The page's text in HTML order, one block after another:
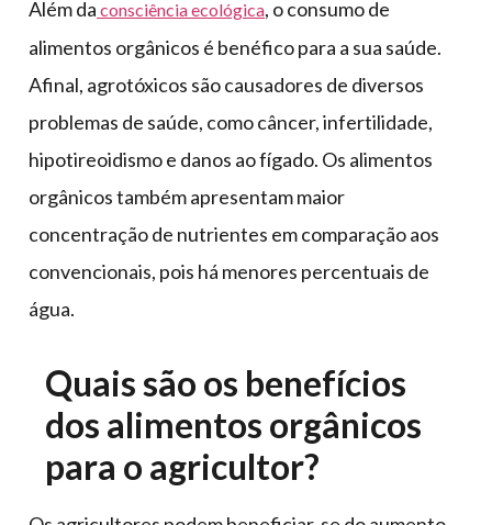
Além da consciência ecológica, o consumo de
alimentos orgânicos é benéfico para a sua saúde.
Afinal, agrotóxicos são causadores de diversos
problemas de saúde, como câncer, infertilidade,
hipotireoidismo e danos ao fígado. Os alimentos
orgânicos também apresentam maior
concentração de nutrientes em comparação aos
convencionais, pois há menores percentuais de
água.
Quais são os benefícios
dos alimentos orgânicos
para o agricultor?